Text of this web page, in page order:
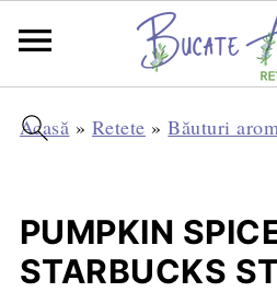
Acasă » Retete »Băuturi
PUMPKIN
STARBUCKS